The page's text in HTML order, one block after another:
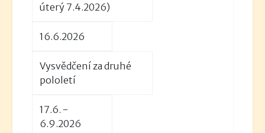
úterý 7.4.2026)
16.6.2026
Vysvědčení za druhé
pololetí
17.6. -
6.9.2026